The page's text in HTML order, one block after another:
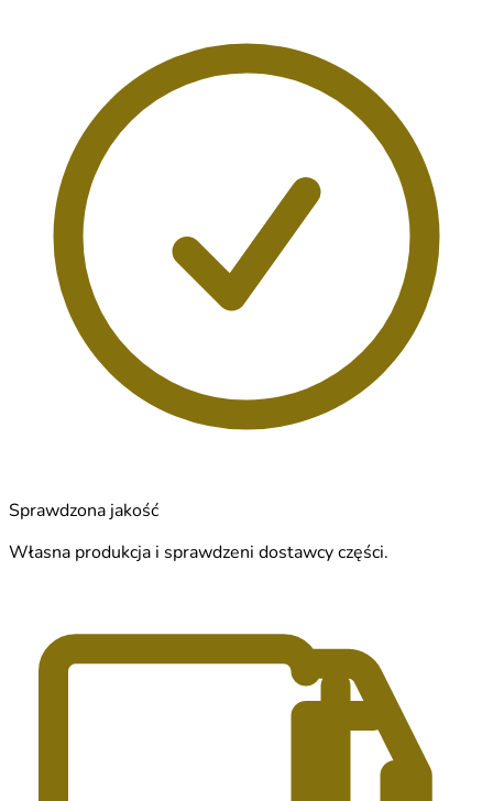
Sprawdzona jakość
Własna produkcja i sprawdzeni dostawcy części.